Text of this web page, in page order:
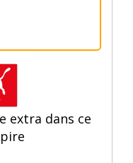
extra dans ce